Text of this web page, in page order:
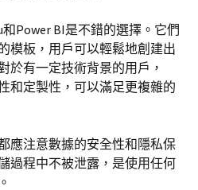
Power BI是不錯的選擇。它們
模板，用戶可以輕鬆地創建出
於有一定技術背景的用戶，
和定製性，可以滿足更複雜的
應注意數據的安全性和隱私保
過程中不被泄露，是使用任何